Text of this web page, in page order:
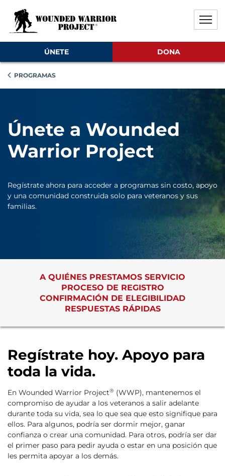
ÚNETE DONA
PROGRAMAS
Únete a Wounded
Warrior Project
Regístrate ahora para acceder a programas sin costo, apoyo
y una comunidad construida solo para veteranos y sus
familias.
A QUIÉNES PRESTAMOS SERVICIO
PROCESO DE REGISTRO
CONFIRMACIÓN DE ELEGIBILIDAD
RESPUESTAS RÁPIDAS
Regístrate hoy. Apoyo para
toda la vida.
En Wounded Warrior Project® (WWP), mantenemos el
compromiso de ayudar a los veteranos a salir adelante
durante toda su vida, sea lo que sea que esto signifique para
ellos. Para algunos, podría ser dormir mejor, ganar
confianza o crear una comunidad. Para otros, podría ser dar
el primer paso para pedir ayuda o estar en una posición que
les permita apoyar a los demás.